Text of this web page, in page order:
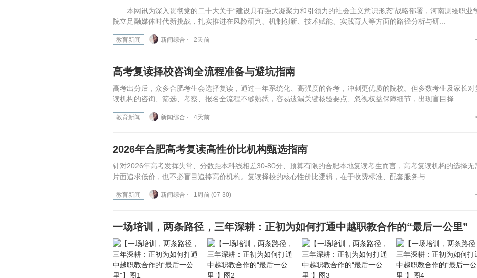
本网讯为深入贯彻党的二十大关于“建设具有强大凝聚力和引领力的社会主义意识形态”战略部署，河南测绘职业
院立足融媒体时代新挑战，扎实推进在风险研判、机制创新、技术赋能、实践育人等方面的路径分析与研...
教育新闻 新闻综合 ⋅ 2天前
高考复读择校咨询全流程准备与避坑指南
高考出分后，众多合肥考生会选择复读，通过一年系统化、高强度的备考，冲刺更优质的院校。但多数考生及家长对
读机构的咨询、筛选、考察、报名全流程不够熟悉，容易遗漏关键核验要点、忽视权益保障细节，出现盲目择...
教育新闻 新闻综合 ⋅ 4天前
2026年合肥高考复读高性价比机构甄选指南
针对2026年高考发挥失常、分数距本科线相差30-80分、预算有限的合肥本地复读考生而言，高考复读机构的选择无
片面追求低价，也不必盲目追捧高价机构。复读择校的核心性价比逻辑，在于收费标准、配套服务与...
教育新闻 新闻综合 ⋅ 1周前 (07-30)
一场培训，两条路径，三年深耕：正初为如何打通中越职教合作的“最后一公里”